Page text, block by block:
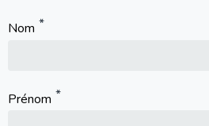
Nom
Prénom